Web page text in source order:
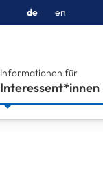
de en
Informationen für
Interessent*innen